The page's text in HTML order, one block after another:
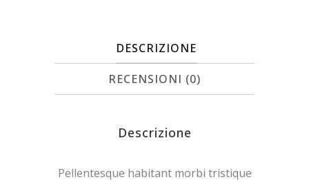
DESCRIZIONE
RECENSIONI (0)
Descrizione
Pellentesque habitant morbi tristique